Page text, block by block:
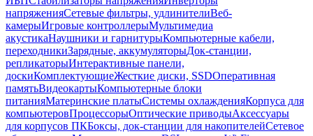
напряженияСетевые фильтры, удлинителиВеб-
камерыИгровые контроллерыМультимедиа
акустикаНаушники и гарнитурыКомпьютерные кабели,
переходникиЗарядные, аккумуляторыДок-станции,
репликаторыИнтерактивные панели,
доскиКомплектующиеЖесткие диски, SSDОперативная
памятьВидеокартыКомпьютерные блоки
питанияМатеринские платыСистемы охлажденияКорпуса для
компьютеровПроцессорыОптические приводыАксессуары
для корпусов ПКБоксы, док-станции для накопителейСетевое